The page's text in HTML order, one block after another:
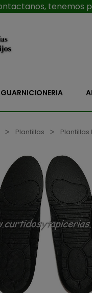
tenemos
Plantillas